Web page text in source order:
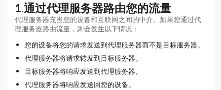
1.通过代理服务器路由您的流量
代理服务器充当您的设备和互联网之间的中介。如果您通过代
理服务器路由流量，则会发生以下情况：
您的设备将您的请求发送到代理服务器而不是目标服务器。
代理服务器将请求转发到目标服务器。
目标服务器将响应发送到代理服务器。
代理服务器将响应发送回您的设备。